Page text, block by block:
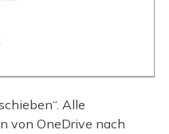
Alle
von OneDrive nach